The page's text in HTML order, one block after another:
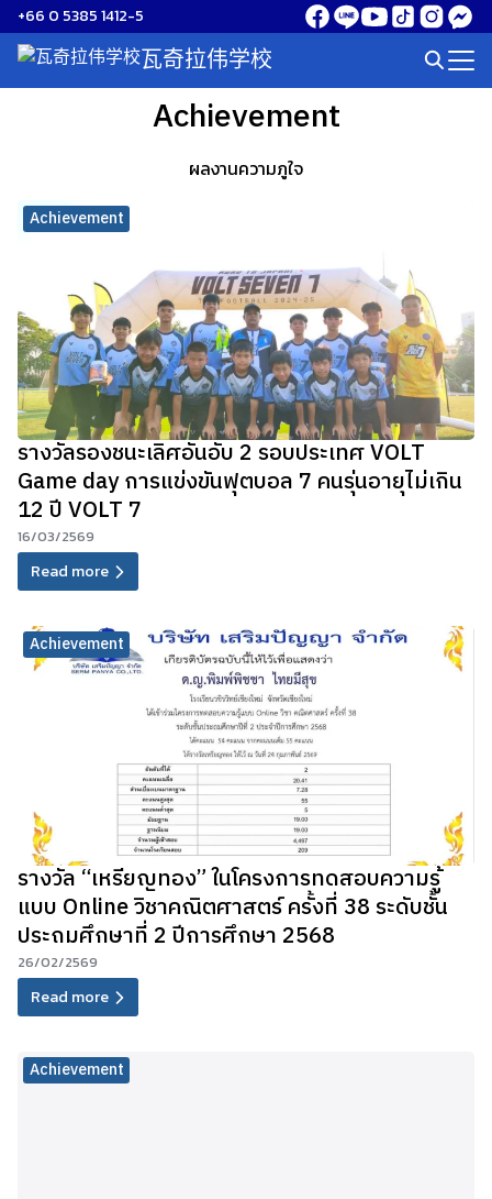
Skip
to
content
+66 0 5385 1412-5
瓦奇拉伟学校
Search
for:
Achievement
ผลงานความภูใจ
Achievement
รางวัลรองชนะเลิศอันอับ 2 รอบประเทศ VOLT
Game day การแข่งขันฟุตบอล 7 คนรุ่นอายุไม่เกิน
12 ปี VOLT 7
16/03/2569
Read more
Achievement
รางวัล “เหรียญทอง” ในโครงการทดสอบความรู้
แบบ Online วิชาคณิตศาสตร์ ครั้งที่ 38 ระดับชั้น
ประถมศึกษาที่ 2 ปีการศึกษา 2568
26/02/2569
Read more
Achievement